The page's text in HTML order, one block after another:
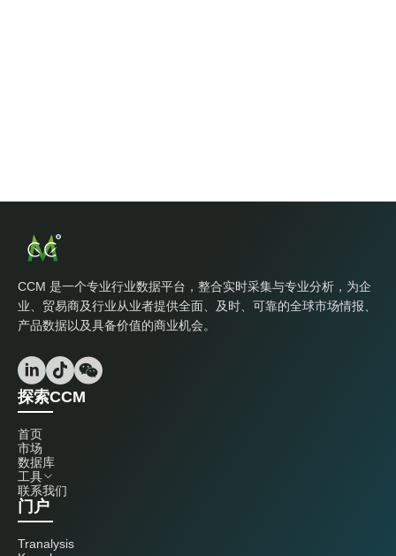
CCM 是一个专业行业数据平台，整合实时采集与专业分析，为企
业、贸易商及行业从业者提供全面、及时、可靠的全球市场情报、
产品数据以及具备价值的商业机会。
探索CCM
首页
市场
数据库
工具
联系我们
门户
Tranalysis